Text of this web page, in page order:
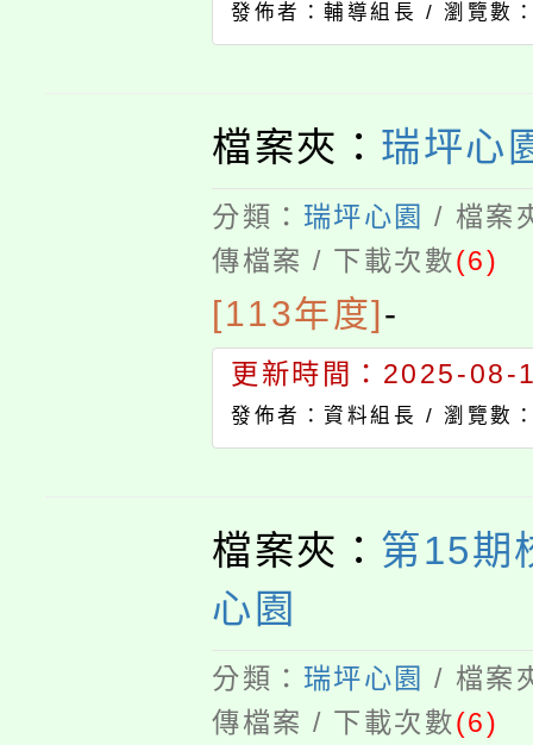
發佈者：輔導組長 /瀏覽數
檔案夾： 瑞坪心
分類： 瑞坪心園 / 檔案
傳檔案 / 下載次數(6)
[113年度]-
更新時間：2025-08-
發佈者：資料組長 /瀏覽數
檔案夾： 第15期
心園
分類： 瑞坪心園 / 檔案
傳檔案 / 下載次數(6)